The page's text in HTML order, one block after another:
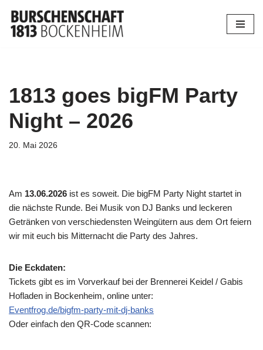
Zum
1813 goes bigFM Party
Night – 2026
20. Mai 2026
Am 13.06.2026 ist es soweit. Die bigFM Party Night startet in
die nächste Runde. Bei Musik von DJ Banks und leckeren
Getränken von verschiedensten Weingütern aus dem Ort feiern
wir mit euch bis Mitternacht die Party des Jahres.
Die Eckdaten:
Tickets gibt es im Vorverkauf bei der Brennerei Keidel / Gabis
Hofladen in Bockenheim, online unter:
Eventfrog.de/bigfm-party-mit-dj-banks
Oder einfach den QR-Code scannen: